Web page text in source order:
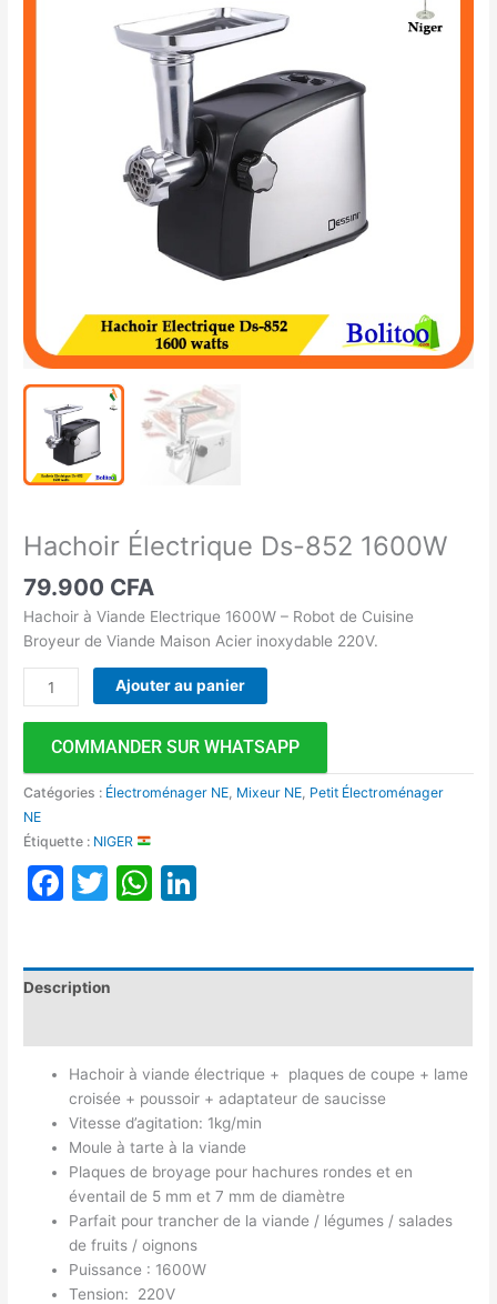
Hachoir Électrique Ds-852 1600W
79.900 CFA
Hachoir à Viande Electrique 1600W – Robot de Cuisine
Broyeur de Viande Maison Acier inoxydable 220V.
Ajouter au panier
COMMANDER SUR WHATSAPP
Catégories : Électroménager NE, Mixeur NE, Petit Électroménager
NE
Étiquette : NIGER
Facebook
TwitterWhatsApp
Description
Hachoir à viande électrique + plaques de coupe + lame
croisée + poussoir + adaptateur de saucisse
Vitesse d’agitation: 1kg/min
Moule à tarte à la viande
Plaques de broyage pour hachures rondes et en
éventail de 5 mm et 7 mm de diamètre
Parfait pour trancher de la viande / légumes / salades
de fruits / oignons
Puissance : 1600W
Tension: 220V